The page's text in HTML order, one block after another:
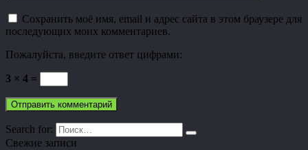
Сохранить моё имя, email и адрес сайта в этом браузере для
последующих моих комментариев.
Пожалуйста, введите ответ цифрами:
3 × 4 =
Search for:
Свежие записи